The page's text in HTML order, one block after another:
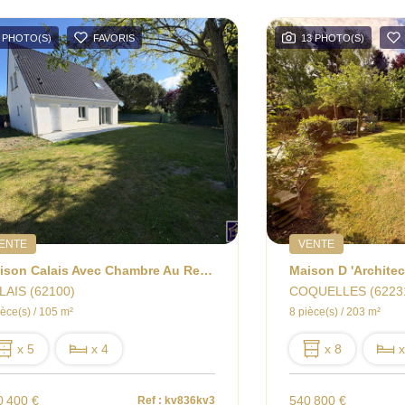
PHOTO(S) FAVORIS
Maison Calais Avec Chambre Au Rez De Chaussée
(62100)
/ 105 m²
x 5 x 4
400 € Ref : kv836kv3
13 PHOTO(S)
VENTE
COQUELLES
8 pièce(s) / 203 m²
x 8
540 800 €